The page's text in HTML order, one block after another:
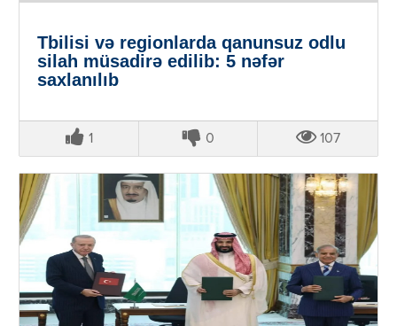
Tbilisi və regionlarda qanunsuz odlu
silah müsadirə edilib: 5 nəfər
saxlanılıb
1 0 107